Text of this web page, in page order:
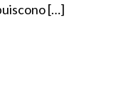
[…]